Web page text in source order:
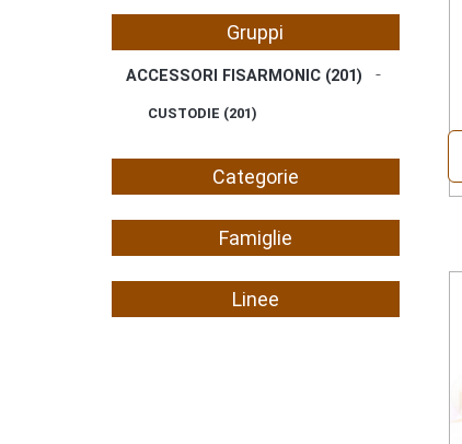
Gruppi
ACCESSORI FISARMONIC (201)
CUSTODIE (201)
Categorie
Famiglie
Linee